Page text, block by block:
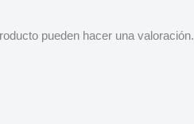
pueden hacer una valoración.